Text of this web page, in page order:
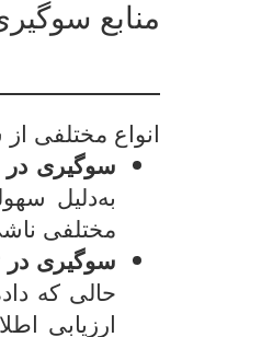
منابع
انواع مختلفی
سوگیری در
به‌دلیل
مختلفی
سوگیری در
حالی که
ارزیابی